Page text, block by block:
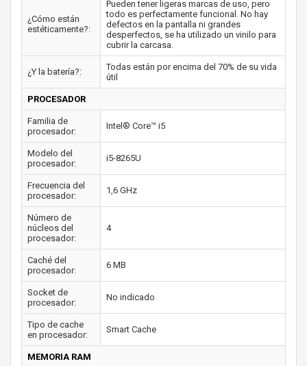
¿Cómo están
estéticamente?:
Pueden tener ligeras marcas de uso, pero
todo es perfectamente funcional. No hay
defectos en la pantalla ni grandes
desperfectos, se ha utilizado un vinilo para
cubrir la carcasa.
¿Y la batería?:
Todas están por encima del 70% de su vida
útil
PROCESADOR
Familia de
procesador:
Intel® Core™ i5
Modelo del
procesador:
i5-8265U
Frecuencia del
procesador:
1,6 GHz
Número de
núcleos del
procesador:
4
Caché del
procesador:
6 MB
Socket de
procesador:
No indicado
Tipo de cache
en procesador:
Smart Cache
MEMORIA RAM